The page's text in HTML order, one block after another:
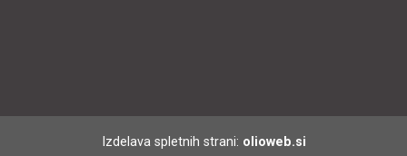
Izdelava spletnih strani: olioweb.si